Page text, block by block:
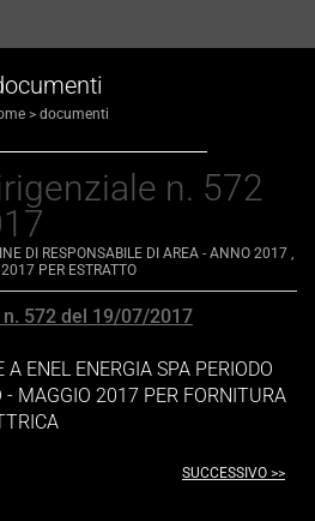
> documenti
n. 572
DI RESPONSABILE DI AREA - ANNO 2017 ,
PER ESTRATTO
572 del 19/07/2017
ENEL ENERGIA SPA PERIODO
MAGGIO 2017 PER FORNITURA
SUCCESSIVO >>